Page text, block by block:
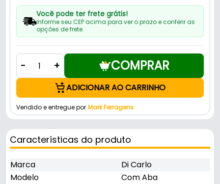
Você pode ter frete grátis!
Informe seu CEP acima para ver o prazo e conferir as
opções de frete.
- + COMPRAR
ADICIONAR AO CARRINHO
Vendido e entregue por Mark Ferragens
Características do produto
Marca
Di Carlo
Modelo
Com Aba